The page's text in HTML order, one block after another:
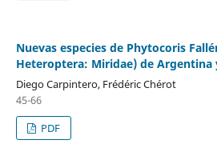
Nuevas especies de Phytocoris
Heteroptera: Miridae) de Argentina
Diego Carpintero, Frédéric Chérot
45-66
PDF